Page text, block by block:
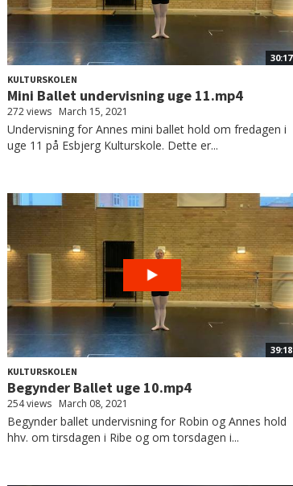
30:17
KULTURSKOLEN
Mini Ballet undervisning uge 11.mp4
272 views March 15, 2021
Undervisning for Annes mini ballet hold om fredagen i
uge 11 på Esbjerg Kulturskole. Dette er...
39:18
KULTURSKOLEN
Begynder Ballet uge 10.mp4
254 views March 08, 2021
Begynder ballet undervisning for Robin og Annes hold
hhv. om tirsdagen i Ribe og om torsdagen i...